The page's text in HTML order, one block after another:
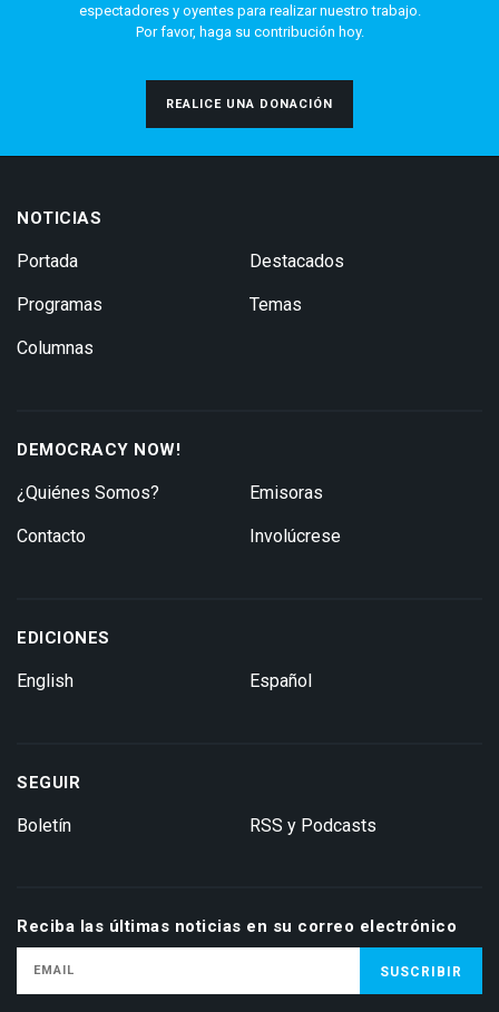
espectadores y oyentes para realizar nuestro trabajo.
Por favor, haga su contribución hoy.
REALICE UNA DONACIÓN
NOTICIAS
Portada
Programas
Columnas
Destacados
Temas
DEMOCRACY NOW!
¿Quiénes Somos?
Contacto
Emisoras
Involúcrese
EDICIONES
English Español
SEGUIR
Boletín RSS y Podcasts
Reciba las últimas noticias en su correo electrónico